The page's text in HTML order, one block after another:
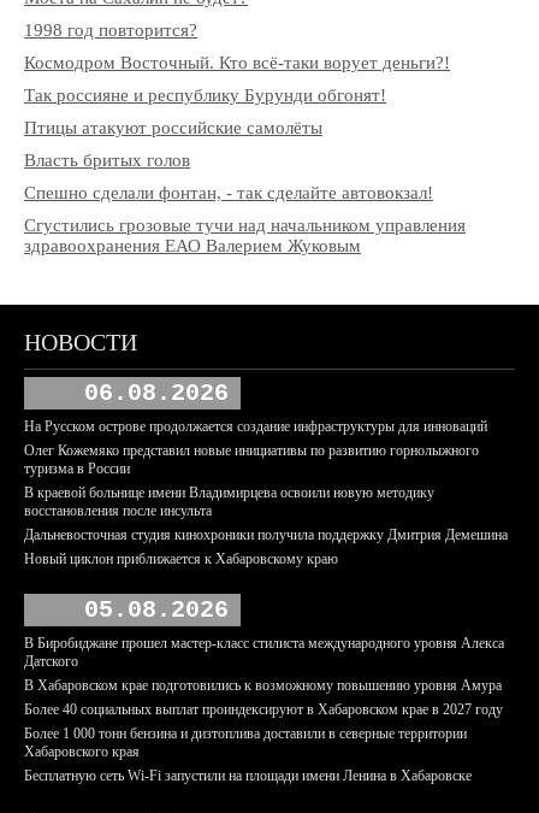
1998 год повторится?
Космодром Восточный. Кто всё-таки ворует деньги?!
Так россияне и республику Бурунди обгонят!
Птицы атакуют российские самолёты
Власть бритых голов
Спешно сделали фонтан, - так сделайте автовокзал!
Сгустились грозовые тучи над начальником управления
здравоохранения ЕАО Валерием Жуковым
НОВОСТИ
06.08.2026
На Русском острове продолжается создание инфраструктуры для инноваций
Олег Кожемяко представил новые инициативы по развитию горнолыжного
туризма в России
В краевой больнице имени Владимирцева освоили новую методику
восстановления после инсульта
Дальневосточная студия кинохроники получила поддержку Дмитрия Демешина
Новый циклон приближается к Хабаровскому краю
05.08.2026
В Биробиджане прошел мастер-класс стилиста международного уровня Алекса
Датского
В Хабаровском крае подготовились к возможному повышению уровня Амура
Более 40 социальных выплат проиндексируют в Хабаровском крае в 2027 году
Более 1 000 тонн бензина и дизтоплива доставили в северные территории
Хабаровского края
Бесплатную сеть Wi-Fi запустили на площади имени Ленина в Хабаровске